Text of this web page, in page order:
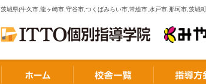
茨城県(牛久市,龍ヶ崎市,守谷市,つくばみらい市,常総市,水戸市,那珂市,茨城